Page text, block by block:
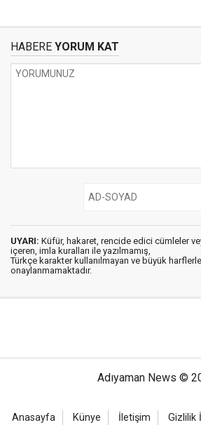
HABERE YORUM KAT
UYARI: Küfür, hakaret, rencide edici cümleler
içeren, imla kuralları ile yazılmamış,
Türkçe karakter kullanılmayan ve büyük
onaylanmamaktadır.
Adıyaman News ©
Anasayfa Künye İletişim Gizlilik